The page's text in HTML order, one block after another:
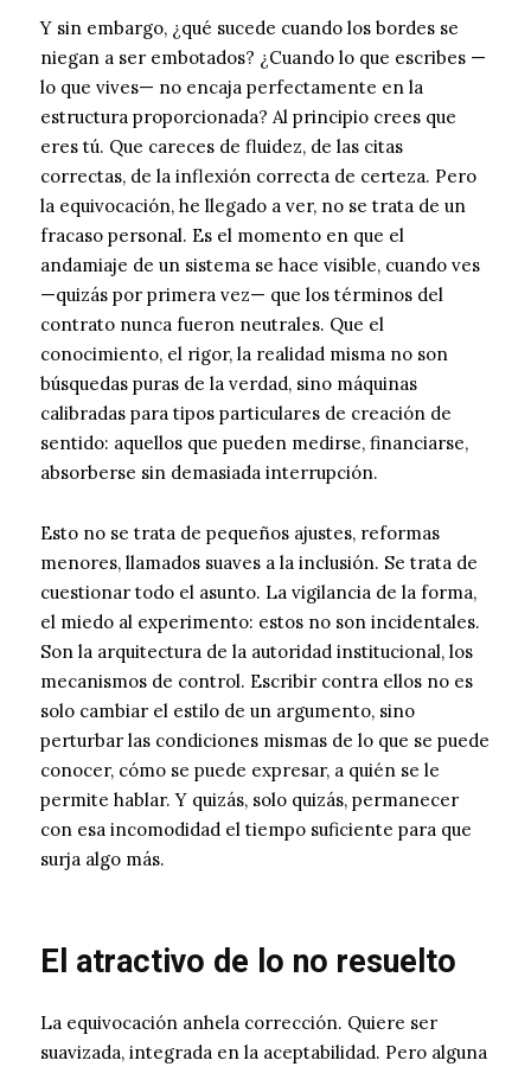
Y sin embargo, ¿qué sucede cuando los bordes se
niegan a ser embotados? ¿Cuando lo que escribes —
lo que vives— no encaja perfectamente en la
estructura proporcionada? Al principio crees que
eres tú. Que careces de fluidez, de las citas
correctas, de la inflexión correcta de certeza. Pero
la equivocación, he llegado a ver, no se trata de un
fracaso personal. Es el momento en que el
andamiaje de un sistema se hace visible, cuando ves
—quizás por primera vez— que los términos del
contrato nunca fueron neutrales. Que el
conocimiento, el rigor, la realidad misma no son
búsquedas puras de la verdad, sino máquinas
calibradas para tipos particulares de creación de
sentido: aquellos que pueden medirse, financiarse,
absorberse sin demasiada interrupción.
Esto no se trata de pequeños ajustes, reformas
menores, llamados suaves a la inclusión. Se trata de
cuestionar todo el asunto. La vigilancia de la forma,
el miedo al experimento: estos no son incidentales.
Son la arquitectura de la autoridad institucional, los
mecanismos de control. Escribir contra ellos no es
solo cambiar el estilo de un argumento, sino
perturbar las condiciones mismas de lo que se puede
conocer, cómo se puede expresar, a quién se le
permite hablar. Y quizás, solo quizás, permanecer
con esa incomodidad el tiempo suficiente para que
surja algo más.
El atractivo de lo no resuelto
La equivocación anhela corrección. Quiere ser
suavizada, integrada en la aceptabilidad. Pero alguna